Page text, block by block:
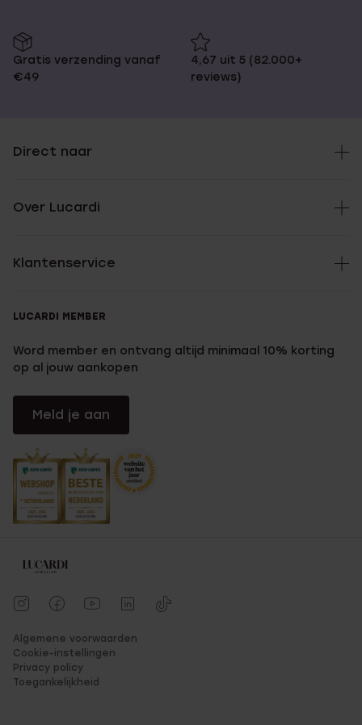
Gratis verzending vanaf
€49
4,67 uit 5 (82.000+
reviews)
Direct naar
Over Lucardi
Klantenservice
LUCARDI MEMBER
Word member en ontvang altijd minimaal 10% korting
op al jouw aankopen
Meld je aan
Algemene voorwaarden
Cookie-instellingen
Privacy policy
Toegankelijkheid